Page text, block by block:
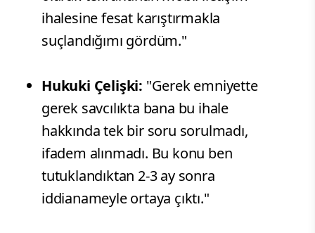
ihalesine fesat karıştırmakla
suçlandığımı gördüm."
Hukuki Çelişki: "Gerek emniyette
gerek savcılıkta bana bu ihale
hakkında tek bir soru sorulmadı,
ifadem alınmadı. Bu konu ben
tutuklandıktan 2-3 ay sonra
iddianameyle ortaya çıktı."